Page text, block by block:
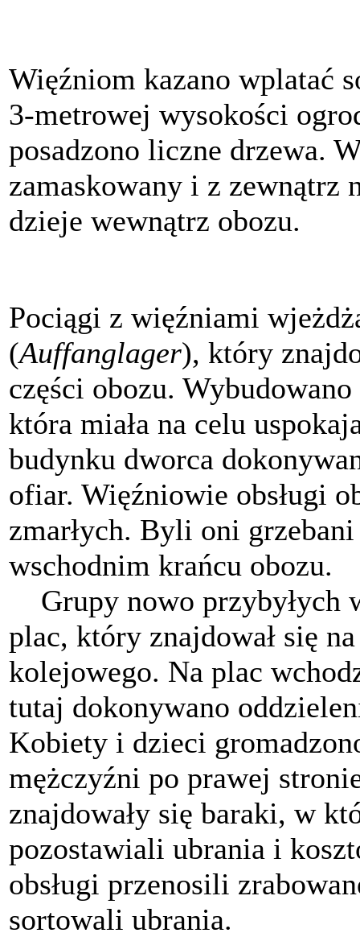
Więźniom kazano wplatać
3-metrowej wysokości
posadzono liczne drzewa.
zamaskowany i z zewnątrz
dzieje wewnątrz obozu.
Pociągi z więźniami
(Auffanglager), który
części obozu.
która miała na celu
budynku dworca
ofiar. Więźniowie obsługi
zmarłych. Byli oni
wschodnim krańcu obozu.
Grupy nowo przybyłych
plac, który znajdował się
kolejowego. Na plac
tutaj dokonywano
Kobiety i dzieci
mężczyźni po prawej
znajdowały się baraki, w
pozostawiali ubrania i
obsługi przenosili
sortowali ubrania.